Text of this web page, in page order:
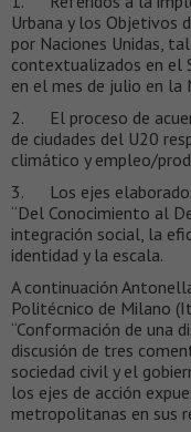
Urbana y los Objetivos
por Naciones Unidas,
contextualizados en el
en el mes de julio en la
2. El proceso de
de ciudades del U20
climático y empleo/
3. Los ejes
“Del Conocimiento al
integración social, la
identidad y la escala.
A continuación
Politécnico de Milano
“Conformación de una
discusión de tres
sociedad civil y el
los ejes de acción
metropolitanas en sus